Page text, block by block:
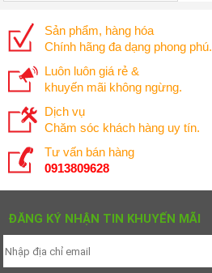
Sản phẩm, hàng hóa
Chính hãng đa dạng phong phú.
Luôn luôn giá rẻ &
khuyến mãi không ngừng.
Dịch vụ
Chăm sóc khách hàng uy tín.
Tư vấn bán hàng
0913809628
ĐĂNG KÝ NHẬN TIN KHUYẾN MÃI